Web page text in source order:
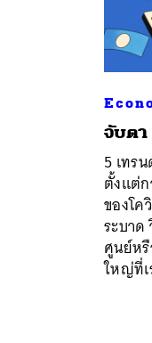
จับต
5 เทร
ตั้งแต่ก
ของโ
ระบาด
ศูนย์ห
ใหญ่ที่